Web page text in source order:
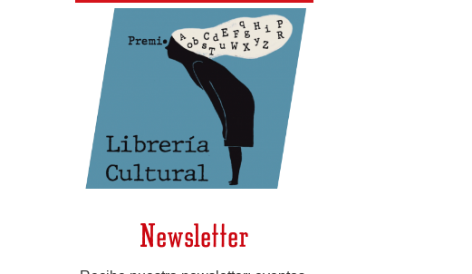
Newsletter